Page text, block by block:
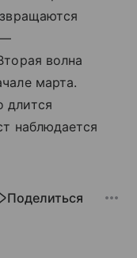
—
волна
марта.
длится
наблюдается
Поделиться